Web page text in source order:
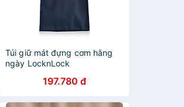
Túi giữ mát đựng cơm hằng
ngày LocknLock
197.780 đ